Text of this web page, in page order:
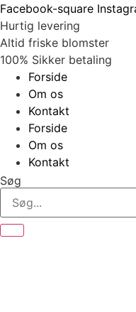
Videre
til
indhold
Facebook-square
Hurtig levering
Altid friske blomster
100% Sikker betaling
Forside
Om os
Kontakt
Forside
Om os
Kontakt
Søg